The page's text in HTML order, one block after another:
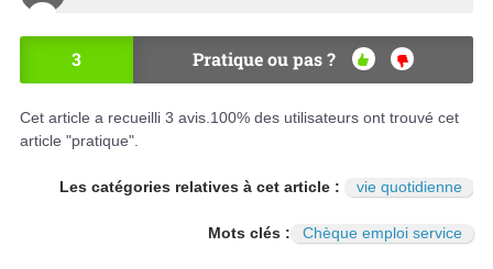
3 Pratique ou pas ?
OU
NO
N
Cet article a recueilli 3 avis. 100% des utilisateurs ont trouvé cet
article "pratique".
Les catégories relatives à cet article : vie quotidienne
Mots clés : Chèque emploi service